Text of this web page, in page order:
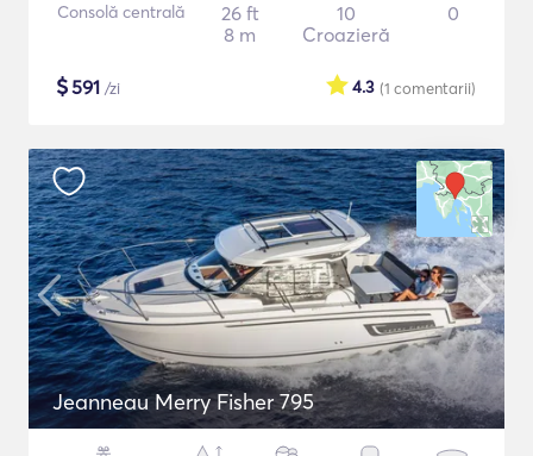
Consolă centrală
26 ft
8 m
10
Croazieră
0
$591 /zi (1 comentarii)
4.3
Jeanneau Merry Fisher 795